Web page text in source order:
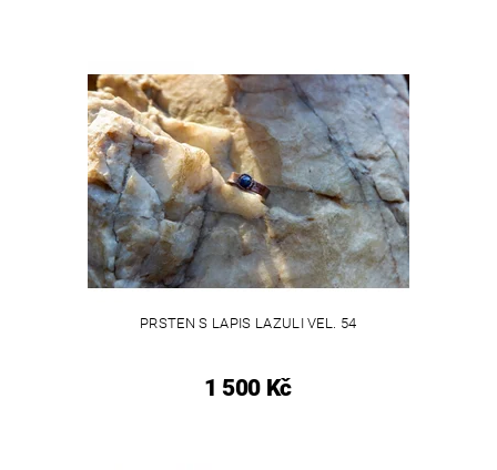
PRSTEN S LAPIS LAZULI VEL. 54
1 500 Kč